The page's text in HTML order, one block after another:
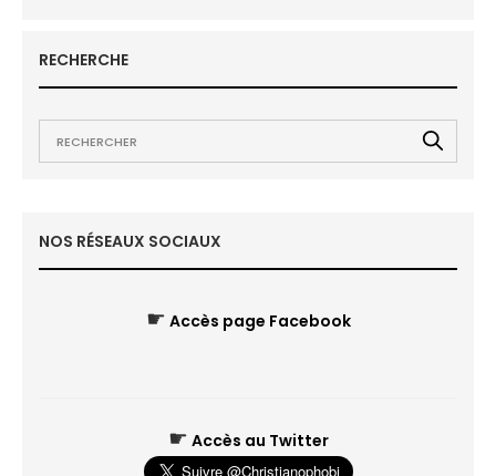
RECHERCHE
NOS RÉSEAUX SOCIAUX
☛ Accès page Facebook
☛ Accès au Twitter